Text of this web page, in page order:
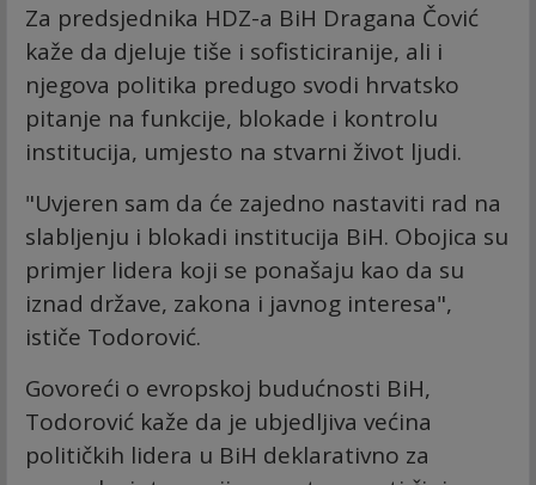
Za predsjednika HDZ-a BiH Dragana Čović
kaže da djeluje tiše i sofisticiranije, ali i
njegova politika predugo svodi hrvatsko
pitanje na funkcije, blokade i kontrolu
institucija, umjesto na stvarni život ljudi.
"Uvjeren sam da će zajedno nastaviti rad na
slabljenju i blokadi institucija BiH. Obojica su
primjer lidera koji se ponašaju kao da su
iznad države, zakona i javnog interesa",
ističe Todorović.
Govoreći o evropskoj budućnosti BiH,
Todorović kaže da je ubjedljiva većina
političkih lidera u BiH deklarativno za